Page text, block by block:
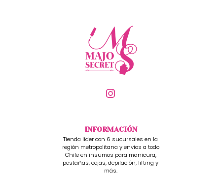
INFORMACIÓN
Tienda líder con 6 sucursales en la
región metropolitana y envíos a todo
Chile en insumos para manicura,
pestañas, cejas, depilación, lifting y
más.